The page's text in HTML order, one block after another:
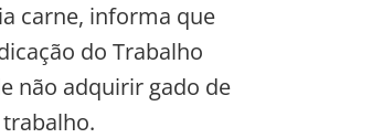
carne, informa que
do Trabalho
não adquirir gado de